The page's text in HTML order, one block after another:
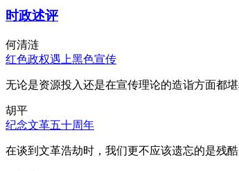
时政述评
何清涟
红色政权遇上黑色宣传
无论是资源投入还是在宣传理论的造诣方面都
胡平
纪念文革五十周年
在谈到文革浩劫时，我们更不应该遗忘的是残